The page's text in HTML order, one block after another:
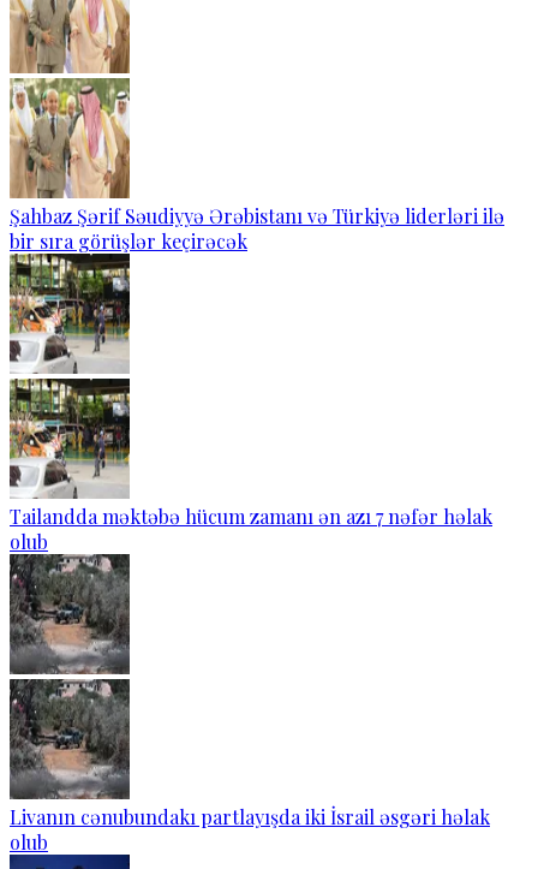
Şahbaz Şərif Səudiyyə Ərəbistanı və Türkiyə liderləri ilə
bir sıra görüşlər keçirəcək
Tailandda məktəbə hücum zamanı ən azı 7 nəfər həlak
olub
Livanın cənubundakı partlayışda iki İsrail əsgəri həlak
olub